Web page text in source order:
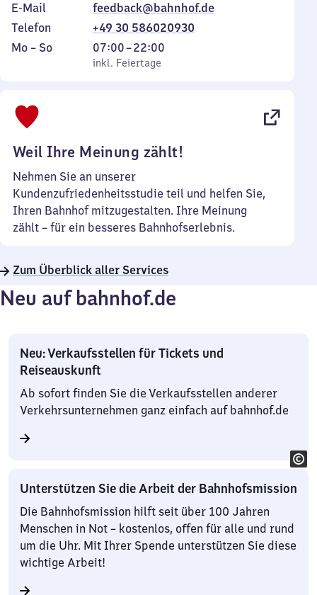
E-Mail
feedback@bahnhof.de
Telefon
+49 30 586020930
Montag
Mo – So,
inkl. Feiertage
07:00–22:00
Von
7
inkl. Feiertage
Weil Ihre Meinung zählt!
Nehmen Sie an unserer
Kundenzufriedenheitsstudie teil und helfen Sie,
Ihren Bahnhof mitzugestalten. Ihre Meinung
zählt – für ein besseres Bahnhofserlebnis.
Zum Überblick aller Services
Neu auf bahnhof.de
Neu: Verkaufsstellen für Tickets und
Reiseauskunft
Ab sofort finden Sie die Verkaufsstellen anderer
Verkehrsunternehmen ganz einfach auf bahnhof.de
Unterstützen Sie die Arbeit der Bahnhofsmission
Die Bahnhofsmission hilft seit über 100 Jahren
Menschen in Not – kostenlos, offen für alle und rund
um die Uhr. Mit Ihrer Spende unterstützen Sie diese
wichtige Arbeit!